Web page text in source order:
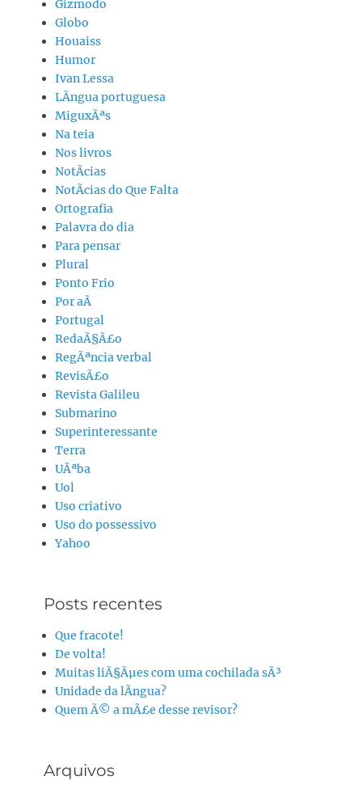
Gizmodo
Globo
Houaiss
Humor
Ivan Lessa
LÃ­ngua portuguesa
MiguxÃªs
Na teia
Nos livros
NotÃ­cias
NotÃ­cias do Que Falta
Ortografia
Palavra do dia
Para pensar
Plural
Ponto Frio
Por aÃ­
Portugal
RedaÃ§Ã£o
RegÃªncia verbal
RevisÃ£o
Revista Galileu
Submarino
Superinteressante
Terra
UÃªba
Uol
Uso criativo
Uso do possessivo
Yahoo
Posts recentes
Que fracote!
De volta!
Muitas liÃ§Ãµes com uma cochilada sÃ³
Unidade da lÃ­ngua?
Quem Ã© a mÃ£e desse revisor?
Arquivos